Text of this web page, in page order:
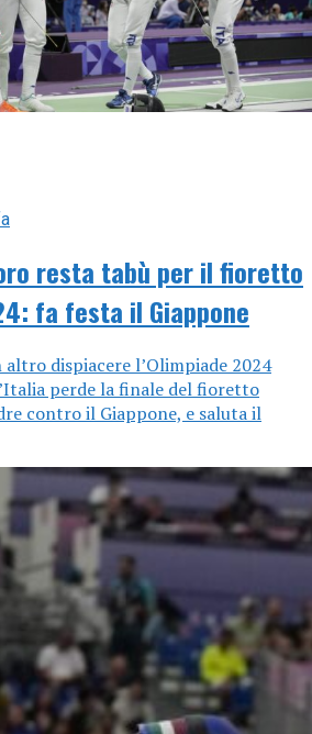
resta tabù per il fioretto
fa festa il Giappone
altro dispiacere l’Olimpiade 2024
perde la finale del fioretto
contro il Giappone, e saluta il